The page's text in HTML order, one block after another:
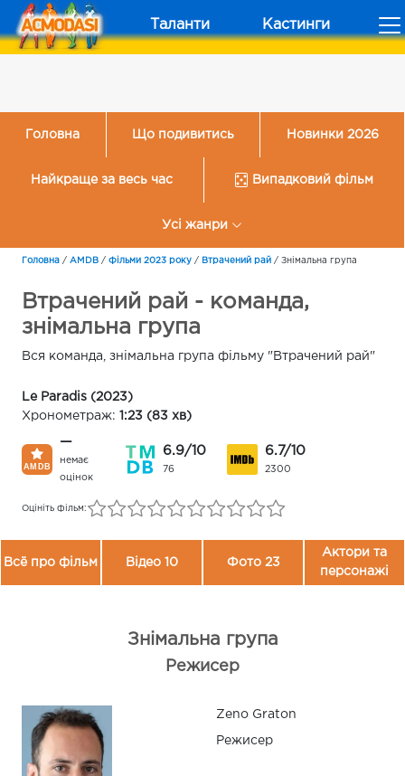
Таланти Кастинги
Головна Що подивитись Новинки 2026
Найкраще за весь час Випадковий фільм
Усі жанри
Головна / AMDB / Фільми 2023 року / Втрачений рай / Знімальна група
Втрачений рай - команда,
знімальна група
Вся команда, знімальна група фільму "Втрачений рай"
Le Paradis (2023)
Хронометраж: 1:23 (83 хв)
—
немає
оцінок
6.9/10
76
6.7/10
2300
Оцініть фільм:
Всё про фільм Відео 10 Фото 23
Актори та
персонажі
Знімальна група
Режисер
Zeno Graton
Режисер